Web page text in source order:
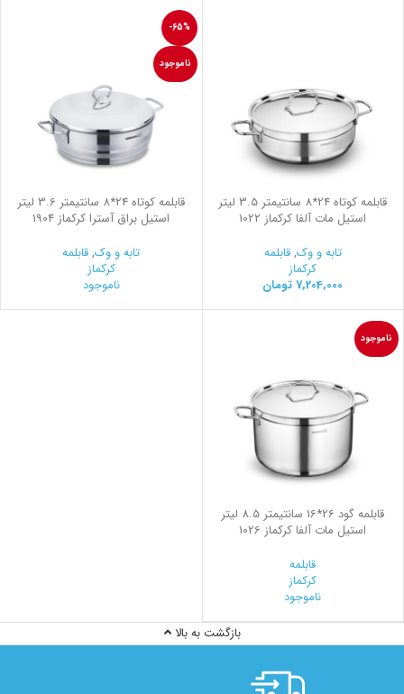
قابلمه کوتاه 24*8 سانتیمتر 3.5 لیتر
استیل مات آلفا کرکماز 1022
تابه و وک,قابلمه
کرکماز
7,204,000 تومان
-65%
ناموجود
قابلمه کوتاه 24*8 سانتیمتر 3.6 لیتر
استیل براق آسترا کرکماز 1904
تابه و وک,قابلمه
کرکماز
ناموجود
ناموجود
قابلمه گود 26*16 سانتیمتر 8.5 لیتر
استیل مات آلفا کرکماز 1026
قابلمه
کرکماز
ناموجود
بازگشت به بالا